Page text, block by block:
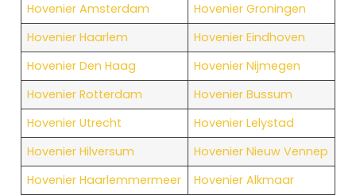
Hovenier Amsterdam
Hovenier Groningen
Hovenier Haarlem
Hovenier Eindhoven
Hovenier Den Haag
Hovenier Nijmegen
Hovenier Rotterdam
Hovenier Bussum
Hovenier Utrecht
Hovenier Lelystad
Hovenier Hilversum
Hovenier Nieuw Vennep
Hovenier Haarlemmermeer
Hovenier Alkmaar